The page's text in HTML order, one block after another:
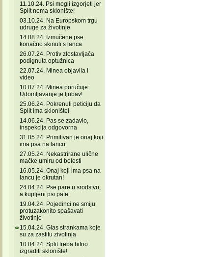
11.10.24. Psi mogli izgorjeti jer
Split nema sklonište!
03.10.24. Na Europskom trgu
udruge za životinje
14.08.24. Izmučene pse
konačno skinuli s lanca
26.07.24. Protiv zlostavljača
podignuta optužnica
22.07.24. Minea objavila i
video
10.07.24. Minea poručuje:
Udomljavanje je ljubav!
25.06.24. Pokrenuli peticiju da
Split ima sklonište!
14.06.24. Pas se zadavio,
inspekcija odgovorna
31.05.24. Primitivan je onaj koji
ima psa na lancu
27.05.24. Nekastrirane ulične
mačke umiru od bolesti
16.05.24. Onaj koji ima psa na
lancu je okrutan!
24.04.24. Pse pare u srodstvu,
a kupljeni psi pate
19.04.24. Pojedinci ne smiju
protuzakonito spašavati
životinje
15.04.24. Glas strankama koje
su za zastitu zivotinja
10.04.24. Split treba hitno
izgraditi sklonište!